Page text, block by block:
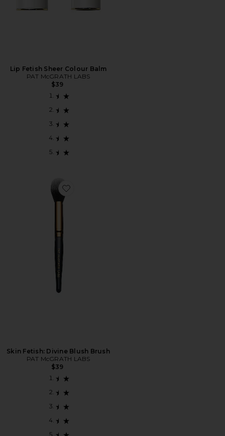
Lip Fetish Sheer Colour Balm
PAT McGRATH LABS
$39
Favorite Skin Fetish: Divine Blush Brush
Skin Fetish: Divine Blush Brush
PAT McGRATH LABS
$39